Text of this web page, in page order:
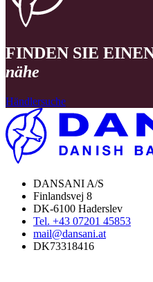
FINDEN SIE
nähe
Händlersuche
DANSANI A/S
Finlandsvej 8
DK-6100 Haderslev
Tel. +43 07201 45853
mail@dansani.at
DK73318416